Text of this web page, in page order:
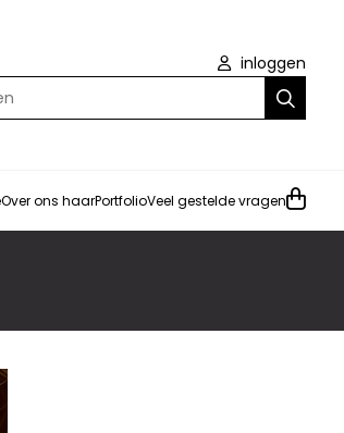
inloggen
Over ons haarPortfolioVeel gestelde vragen